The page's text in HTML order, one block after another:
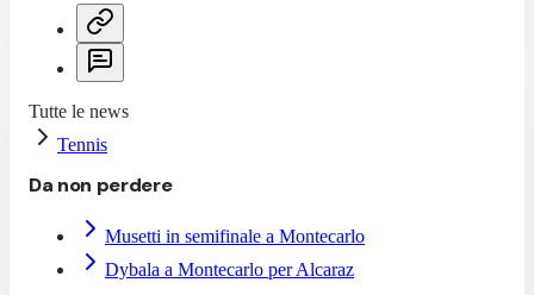
Tutte le news
Tennis
Da non perdere
Musetti in semifinale a Montecarlo
Dybala a Montecarlo per Alcaraz